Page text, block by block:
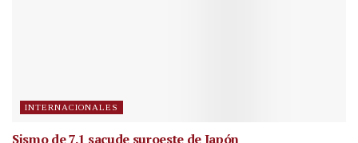
INTERNACIONALES
Sismo de 7.1 sacude suroeste de Japón